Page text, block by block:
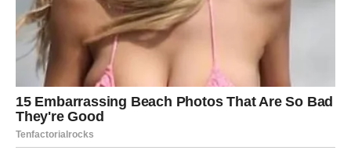
Pranje na 60°C – za dublju higijenu
Za komade koji zahtijevaju temeljitije čišćenje, preporučuje se
60 stupnjeva. Ova temperatura je idealna za:
ručnike
kuhinjske krpe